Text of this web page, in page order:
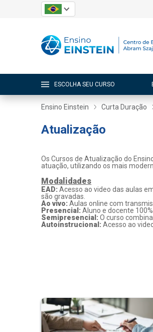
ESCOLHA SEU CURSO
Ensino Einstein Curta Duração
Atualização
Os Cursos de Atualização do
atuação, utilizando os mais
Modalidades
EAD:Acesso ao video das aulas
são gravadas.
Ao vivo: Aulas online com
Presencial:Aluno e docente
Semipresencial:O curso
Autoinstrucional:Acesso ao